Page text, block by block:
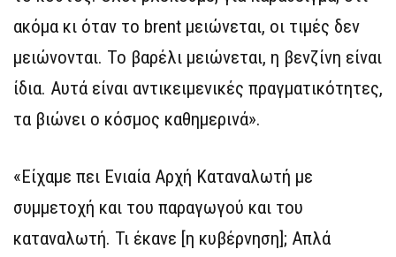
ακόμα κι όταν το brent μειώνεται, οι τιμές δεν
μειώνονται. Το βαρέλι μειώνεται, η βενζίνη είναι
ίδια. Αυτά είναι αντικειμενικές πραγματικότητες,
τα βιώνει ο κόσμος καθημερινά».
«Είχαμε πει Ενιαία Αρχή Καταναλωτή με
συμμετοχή και του παραγωγού και του
καταναλωτή. Τι έκανε [η κυβέρνηση]; Απλά